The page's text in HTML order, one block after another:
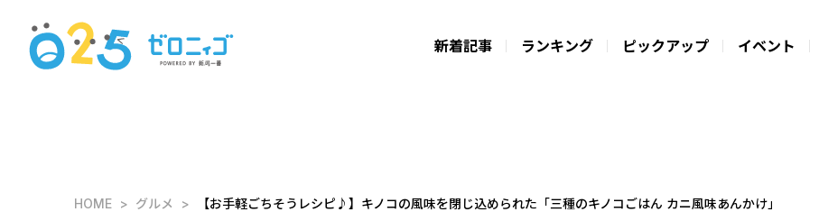
新着記事 ランキング ピックアップ イベント
HOME グルメ 【お手軽ごちそうレシピ♪】キノコの風味を閉じ込められた「三種のキノコごはん カニ風味あんかけ」